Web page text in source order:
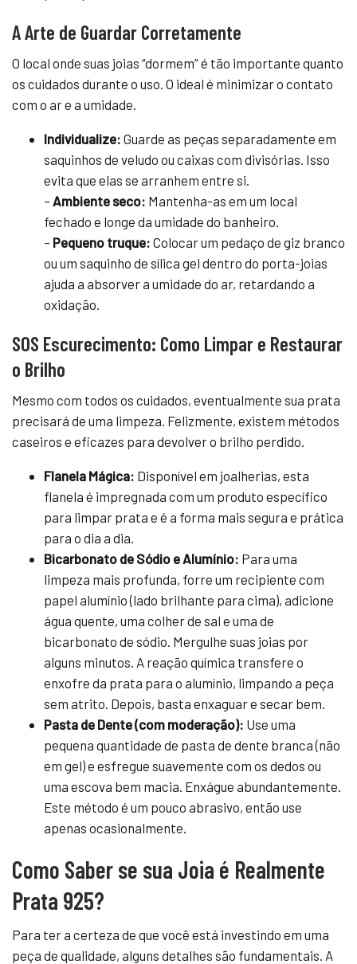
A Arte de Guardar Corretamente
O local onde suas joias “dormem” é tão importante quanto
os cuidados durante o uso. O ideal é minimizar o contato
com o ar e a umidade.
Individualize: Guarde as peças separadamente em
saquinhos de veludo ou caixas com divisórias. Isso
evita que elas se arranhem entre si.
– Ambiente seco: Mantenha-as em um local
fechado e longe da umidade do banheiro.
– Pequeno truque: Colocar um pedaço de giz branco
ou um saquinho de sílica gel dentro do porta-joias
ajuda a absorver a umidade do ar, retardando a
oxidação.
SOS Escurecimento: Como Limpar e Restaurar
o Brilho
Mesmo com todos os cuidados, eventualmente sua prata
precisará de uma limpeza. Felizmente, existem métodos
caseiros e eficazes para devolver o brilho perdido.
Flanela Mágica: Disponível em joalherias, esta
flanela é impregnada com um produto específico
para limpar prata e é a forma mais segura e prática
para o dia a dia.
Bicarbonato de Sódio e Alumínio: Para uma
limpeza mais profunda, forre um recipiente com
papel alumínio (lado brilhante para cima), adicione
água quente, uma colher de sal e uma de
bicarbonato de sódio. Mergulhe suas joias por
alguns minutos. A reação química transfere o
enxofre da prata para o alumínio, limpando a peça
sem atrito. Depois, basta enxaguar e secar bem.
Pasta de Dente (com moderação): Use uma
pequena quantidade de pasta de dente branca (não
em gel) e esfregue suavemente com os dedos ou
uma escova bem macia. Enxágue abundantemente.
Este método é um pouco abrasivo, então use
apenas ocasionalmente.
Como Saber se sua Joia é Realmente
Prata 925?
Para ter a certeza de que você está investindo em uma
peça de qualidade, alguns detalhes são fundamentais. A